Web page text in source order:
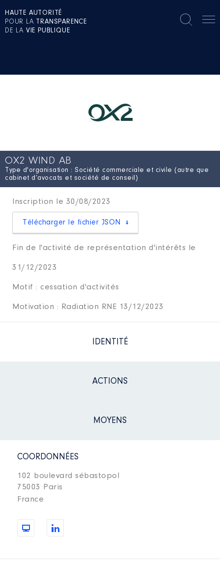
HAUTE AUTORITÉ
POUR LA TRANSPARENCE
DE LA VIE PUBLIQUE
OX2 WIND AB
Type d'organisation : Société commerciale et civile (autre que
cabinet d’avocats et société de conseil)
Inscription le 30/08/2023
Télécharger le fichier JSON
Fin de l'activité de représentation d'intérêts le
31/12/2023
Motif : cessation d'activités
Motivation : Radiation RNE 13/12/2023
IDENTITÉ
ACTIONS
MOYENS
COORDONNÉES
102 boulevard sébastopol
75003 Paris
France